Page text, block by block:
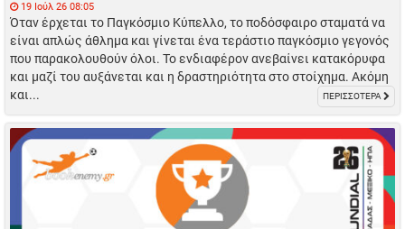
19 Ιούλ 26 08:05
Όταν έρχεται το Παγκόσμιο Κύπελλο, το ποδόσφαιρο σταματά να
είναι απλώς άθλημα και γίνεται ένα τεράστιο παγκόσμιο γεγονός
που παρακολουθούν όλοι. Το ενδιαφέρον ανεβαίνει κατακόρυφα
και μαζί του αυξάνεται και η δραστηριότητα στο στοίχημα. Ακόμη
και...
ΠΕΡΙΣΣΟΤΕΡΑ